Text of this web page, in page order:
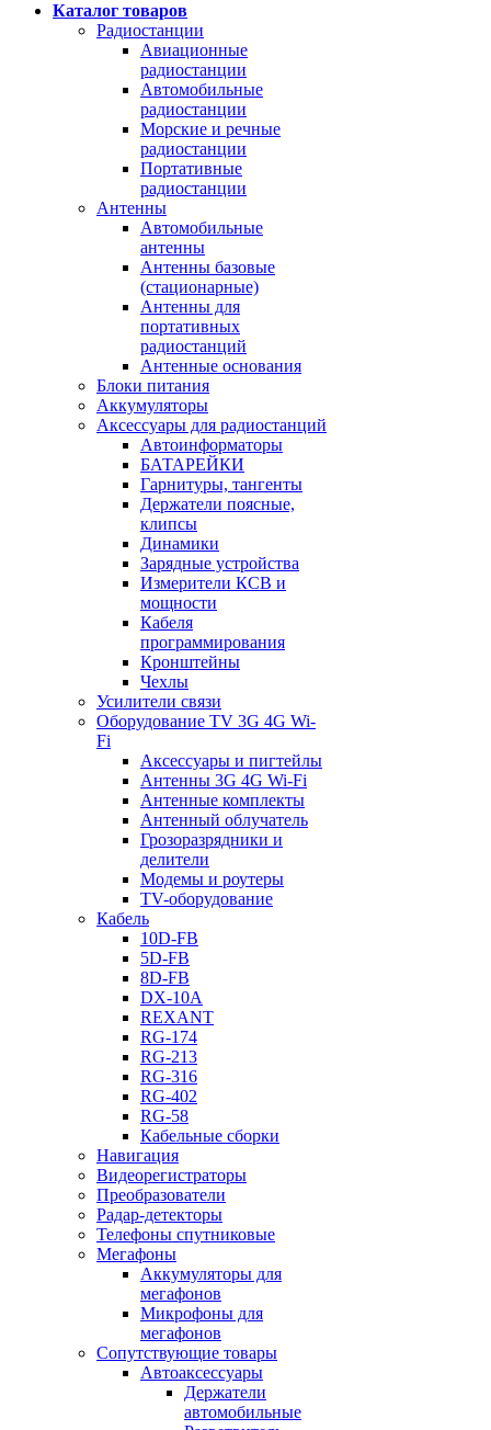
Каталог товаров
Радиостанции
Авиационные
радиостанции
Автомобильные
радиостанции
Морские и речные
радиостанции
Портативные
радиостанции
Антенны
Автомобильные
антенны
Антенны базовые
(стационарные)
Антенны для
портативных
радиостанций
Антенные основания
Блоки питания
Аккумуляторы
Аксессуары для радиостанций
Автоинформаторы
БАТАРЕЙКИ
Гарнитуры, тангенты
Держатели поясные,
клипсы
Динамики
Зарядные устройства
Измерители КСВ и
мощности
Кабеля
программирования
Кронштейны
Чехлы
Усилители связи
Оборудование TV 3G 4G Wi-
Fi
Аксессуары и пигтейлы
Антенны 3G 4G Wi-Fi
Антенные комплекты
Антенный облучатель
Грозоразрядники и
делители
Модемы и роутеры
TV-оборудование
Кабель
10D-FB
5D-FB
8D-FB
DX-10A
REXANT
RG-174
RG-213
RG-316
RG-402
RG-58
Кабельные сборки
Навигация
Видеорегистраторы
Преобразователи
Радар-детекторы
Телефоны спутниковые
Мегафоны
Аккумуляторы для
мегафонов
Микрофоны для
мегафонов
Сопутствующие товары
Автоаксессуары
Держатели
автомобильные